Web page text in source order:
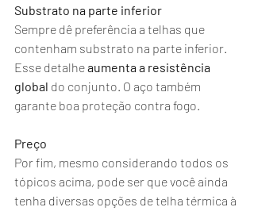
Substrato na parte inferior
Sempre dê preferência a telhas que
contenham substrato na parte inferior.
Esse detalhe aumenta a resistência
global do conjunto. O aço também
garante boa proteção contra fogo.
Preço
Por fim, mesmo considerando todos os
tópicos acima, pode ser que você ainda
tenha diversas opções de telha térmica à